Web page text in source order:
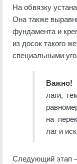
На обвязку
Она также
фундамента и
из досок такого
специальными
Важно!
лаги,
на
лаг и
Следующий этап